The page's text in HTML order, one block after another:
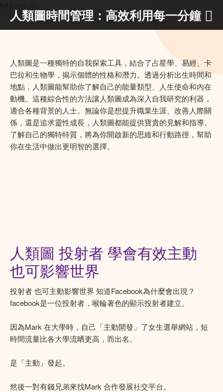
人類圖時間管理：高效利用每一分鐘
人類圖是一種獨特的自我探索工具，結合了占星學、易經、卡
巴拉和生物學，揭示個體的性格和潛力。透過分析出生時間和
地點，人類圖能幫助你了解自己的能量類型、人生使命和內在
動機。這種綜合性的方法讓人類圖成為深入自我研究的利器，
適合各種背景的人士。無論你是想提升職業生涯、改善人際關
係，還是追求靈性成長，人類圖都能提供寶貴的見解和指導。
了解自己的獨特特質，將為你開啟新的思維和行動路徑，幫助
你在生活中做出更明智的選擇。
人類圖 投射者 學會有效主動
也可影響世界
投射者 也可主動影響世界 知道Facebook為什麼會出現？
facebook是一位投射者，喉輪著色的顯示投射者建立。
因為Mark 在大學時，自己「主動開發」了女生選舉網站，短
時間流量比各大學流晒更高，而出名。
是「主動」發起。
然後一對有錢兄弟來找Mark 合作發展社交平台。